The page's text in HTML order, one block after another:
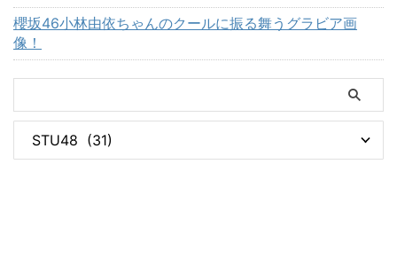
櫻坂46小林由依ちゃんのクールに振る舞うグラビア画
像！